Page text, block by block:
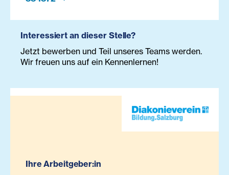
Interessiert an dieser Stelle?
Jetzt bewerben und Teil unseres Teams werden.
Wir freuen uns auf ein Kennenlernen!
Ihre Arbeitgeber:in